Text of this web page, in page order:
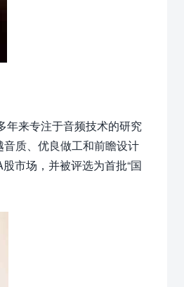
年来专注于音频技术的研究
质、优良做工和前瞻设计
市场，并被评选为首批“国